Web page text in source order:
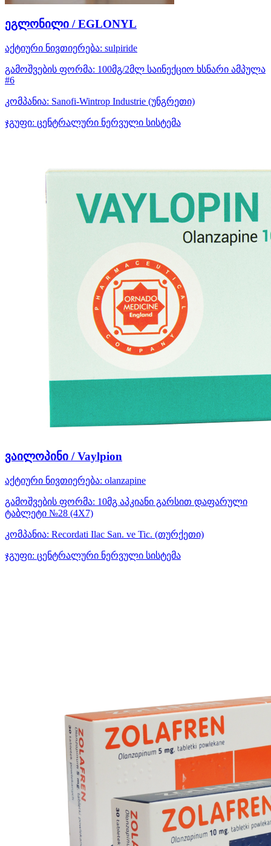
ეგლონილი / EGLONYL
აქტიური ნივთიერება: sulpiride
გამოშვების ფორმა: 100მგ/2მლ საინექციო ხსნარი ამპულა
#6
კომპანია: Sanofi-Wintrop Industrie (უნგრეთი)
ჯგუფი: ცენტრალური ნერვული სისტემა
ვაილოპინი / Vaylpion
აქტიური ნივთიერება: olanzapine
გამოშვების ფორმა: 10მგ აპკიანი გარსით დაფარული
ტაბლეტი №28 (4X7)
კომპანია: Recordati Ilac San. ve Tic. (თურქეთი)
ჯგუფი: ცენტრალური ნერვული სისტემა